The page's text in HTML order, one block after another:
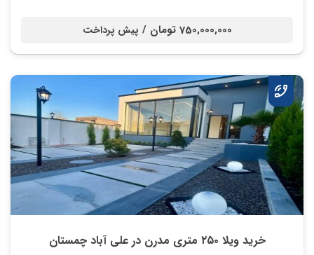
750,000,000 تومان / پیش پرداخت
خرید ویلا ۲۵۰ متری مدرن در علی آباد چمستان